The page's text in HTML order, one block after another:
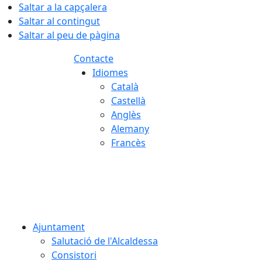
Saltar a la capçalera
Saltar al contingut
Saltar al peu de pàgina
Contacte
Idiomes
Català
Castellà
Anglès
Alemany
Francès
Ajuntament
Salutació de l'Alcaldessa
Consistori